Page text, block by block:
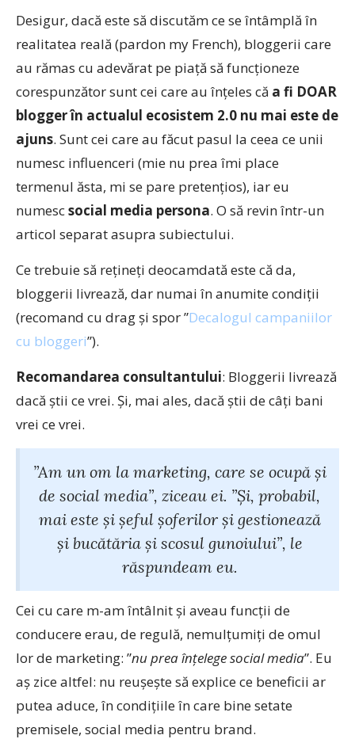
Desigur, dacă este să discutăm ce se întâmplă în
realitatea reală (pardon my French), bloggerii care
au rămas cu adevărat pe piață să funcționeze
corespunzător sunt cei care au înțeles că a fi DOAR
blogger în actualul ecosistem 2.0 nu mai este de
ajuns. Sunt cei care au făcut pasul la ceea ce unii
numesc influenceri (mie nu prea îmi place
termenul ăsta, mi se pare pretențios), iar eu
numescsocial media persona. O să revin într-un
articol separat asupra subiectului.
Ce trebuie să rețineți deocamdată este că da,
bloggerii livrează, dar numai în anumite condiții
(recomand cu drag și spor ”Decalogul campaniilor
cu bloggeri”).
Recomandarea consultantului: Bloggerii livrează
dacă știi ce vrei. Și, mai ales, dacă știi de câți bani
vrei ce vrei.
”Am un om la marketing, care se ocupă și
de social media”, ziceau ei. ”Și, probabil,
mai este și șeful șoferilor și gestionează
și bucătăria și scosul gunoiului”, le
răspundeam eu.
Cei cu care m-am întâlnit și aveau funcții de
conducere erau, de regulă, nemulțumiți de omul
lor de marketing: ”nu prea înțelege social media”. Eu
aș zice altfel: nu reușește să explice ce beneficii ar
putea aduce, în condițiile în care bine setate
premisele, social media pentru brand.